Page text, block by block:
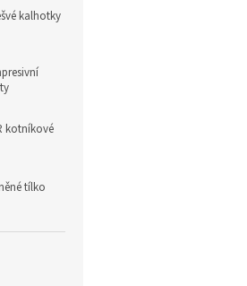
kalhotky
kotníkové
tílko